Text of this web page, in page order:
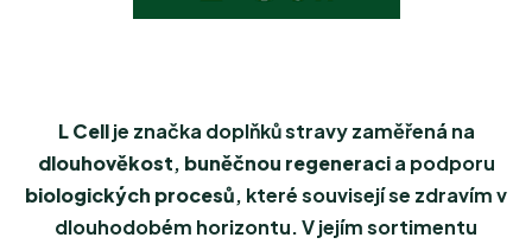
L Cellje značka doplňků stravy zaměřená na
dlouhověkost, buněčnou regeneracia podporu
biologických procesů, které souvisejí se zdravím v
dlouhodobém horizontu. V jejím sortimentu